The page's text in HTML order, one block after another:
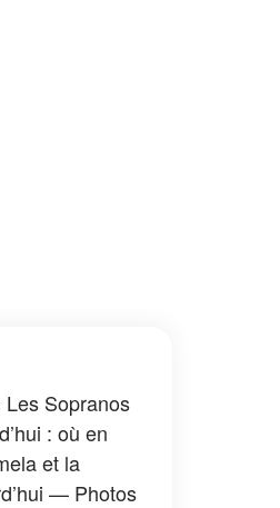
Sopranos
: où en
et la
— Photos